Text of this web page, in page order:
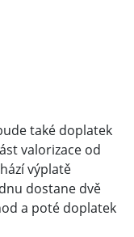
také doplatek
valorizace od
výplatě
dostane dvě
a poté doplatek